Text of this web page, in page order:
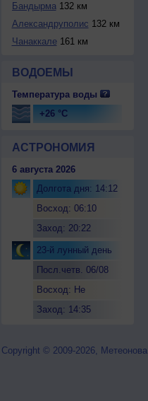
Бандырма132 км
Александруполис 132 км
Чанаккале161 км
ВОДОЕМЫ
Температура воды
+26 °C
АСТРОНОМИЯ
6 августа 2026
Долгота дня: 14:12
Восход: 06:10
Заход: 20:22
23-й лунный день
Посл.четв. 06/08
Восход: Не
Заход: 14:35
Copyright © 2009-2026, Метеонова